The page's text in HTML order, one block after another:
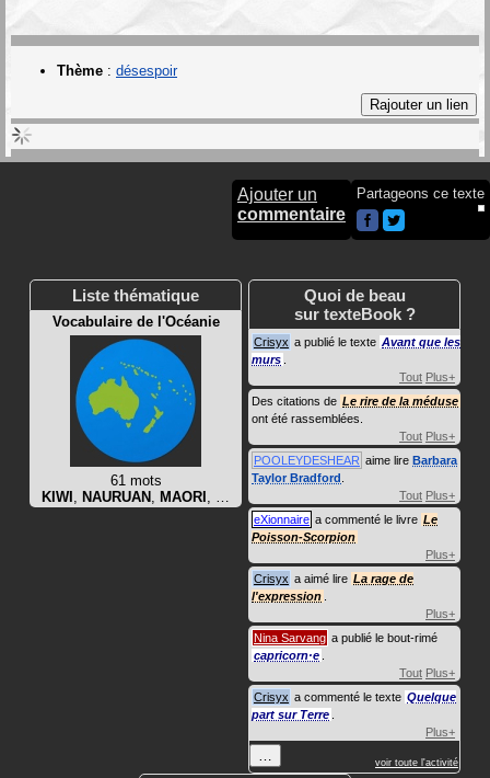
Thème : désespoir
Ajouter un
commentaire
Partageons ce texte
Liste thématique
Vocabulaire de l'Océanie
61 mots
KIWI NAURUAN MAORI
Quoi de beau
sur texteBook ?
Crisyx a publié le texte Avant que les
murs
Tout Plus+
Des citations de Le rire de la méduse
ont été rassemblées.
Tout Plus+
POOLEYDESHEAR aime lire Barbara
Taylor Bradford
Tout Plus+
eXionnaire a commenté le livre Le
Poisson-Scorpion
Plus+
Crisyx a aimé lire La rage de
l'expression
Plus+
Nina Sarvang a publié le bout-rimé
capricorn·e
Tout Plus+
Crisyx a commenté le texte Quelque
part sur Terre
Plus+
voir toute l'activité